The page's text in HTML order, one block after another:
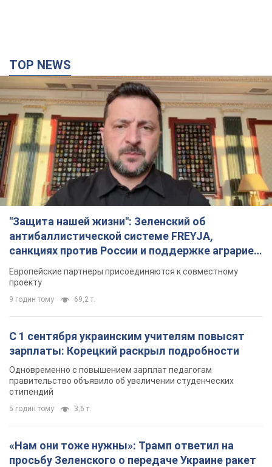
TOP NEWS
"Защита нашей жизни": Зеленский об
антибаллистической системе FREYJA,
санкциях против России и поддержке аграриев.
Видео
Европейские партнеры присоединяются к совместному
проекту
9 годин тому 69,2 т.
С 1 сентября украинским учителям повысят
зарплаты: Корецкий раскрыл подробности
Одновременно с повышением зарплат педагогам
правительство объявило об увеличении студенческих
стипендий
5 годин тому 3,6 т.
«Нам они тоже нужны»: Трамп ответил на
просьбу Зеленского о передаче Украине ракет